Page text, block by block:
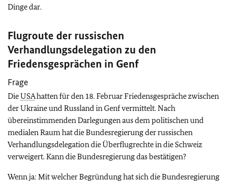
Dinge dar.
Flugroute der russischen
Verhandlungsdelegation zu den
Friedensgesprächen in Genf
Frage
DieUSAhatten für den 18. Februar Friedensgespräche zwischen
der Ukraine und Russland in Genf vermittelt. Nach
übereinstimmenden Darlegungen aus dem politischen und
medialen Raum hat die Bundesregierung der russischen
Verhandlungsdelegation die Überflugrechte in die Schweiz
verweigert. Kann die Bundesregierung das bestätigen?
Wenn ja: Mit welcher Begründung hat sich die Bundesregierung